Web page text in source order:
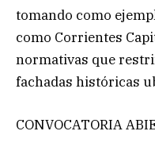
tomando como
como Corrientes
normativas que
fachadas históricas
CONVOCATORIA